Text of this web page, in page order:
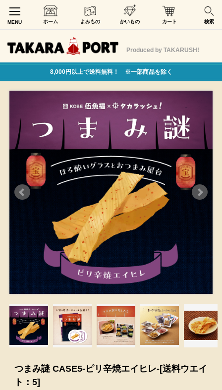
MENU ホーム よみもの かいもの カート 検索
Produced by TAKARUSH!
8,000円以上で送料無料！ ※一部商品を除く
つまみ謎 CASE5-ピリ辛焼エイヒレ-[送料ウエイ
ト：5]